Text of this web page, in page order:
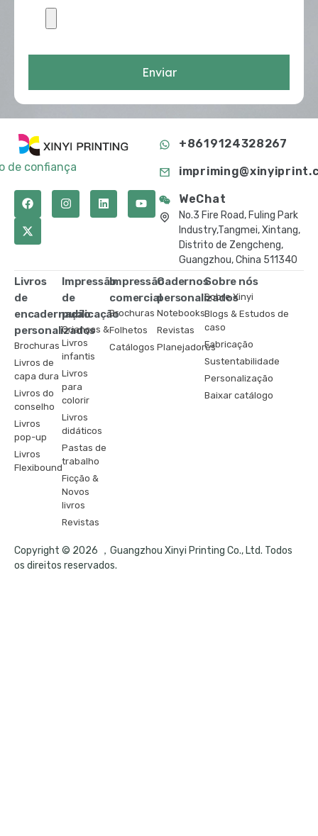
Enviar
de confiança
+8619124328267
WeChat
No.3 Fire Road, Fuling Park
Industry,Tangmei, Xintang,
Distrito de Zengcheng,
Guangzhou, China 511340
Livros
de
encadernação
personalizados
Brochuras
Livros de
capa dura
Livros do
conselho
Livros
pop-up
Livros
Flexibound
Impressão
de
publicação
Crianças &
Livros
infantis
Livros
para
colorir
Livros
didáticos
Pastas de
trabalho
Ficção &
Novos
livros
Revistas
Impressão
comercial
Brochuras
Folhetos
Catálogos
Cadernos
personalizados
Notebooks
Revistas
Planejadores
Sobre nós
Sobre Xinyi
Blogs & Estudos de
caso
Fabricação
Sustentabilidade
Personalização
Baixar catálogo
Copyright © 2026 ，Guangzhou Xinyi Printing Co., Ltd. Todos
os direitos reservados.